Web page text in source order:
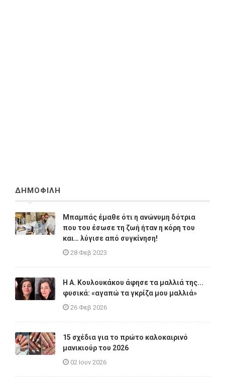
ΔΗΜΟΦΙΛΗ
Μπαμπάς έμαθε ότι η ανώνυμη δότρια
που του έσωσε τη ζωή ήταν η κόρη του
και… λύγισε από συγκίνηση!
28 Φεβ 2023
Η A. Κουλουκάκου άφησε τα μαλλιά της...
φυσικά: «αγαπώ τα γκρίζα μου μαλλιά»
26 Φεβ 2026
15 σχέδια για το πρώτο καλοκαιρινό
μανικιούρ του 2026
02 Ιουν 2026